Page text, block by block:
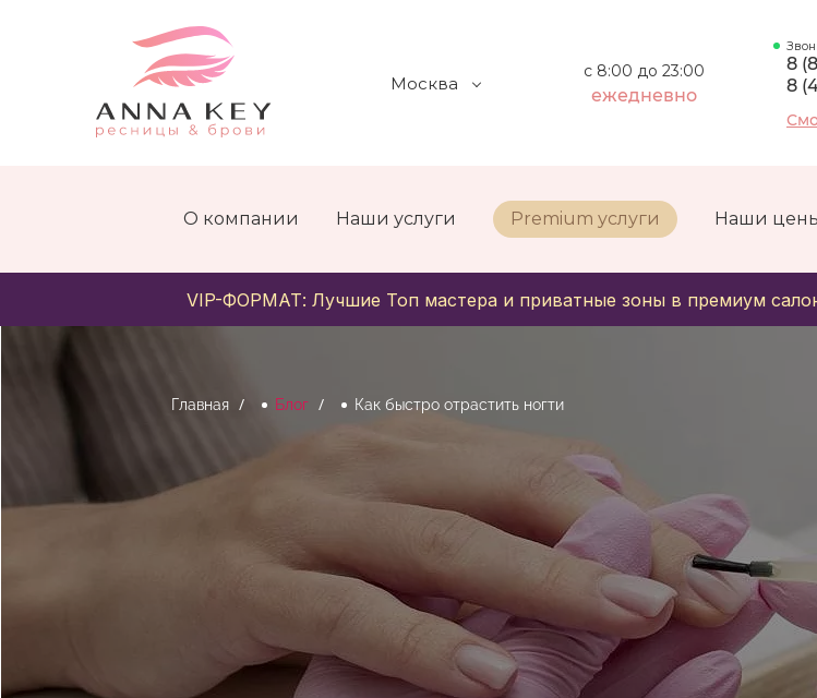
Москва
с 8:00 до 23:00
ежедневно
8
8
О компании Наши услуги Premium услуги Наши
Главная Блог Как быстро отрастить ногти
VIP-ФОРМАТ: Лучшие Топ мастера и приватные зоны в премиум